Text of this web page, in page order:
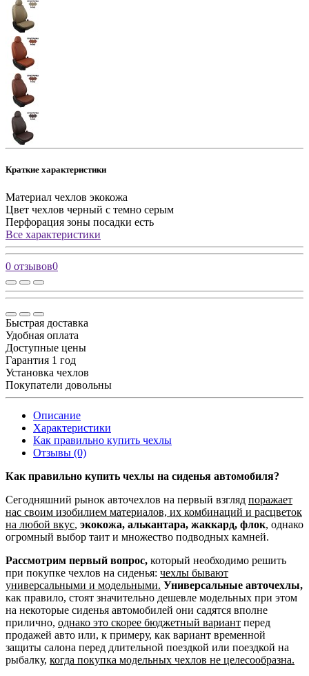
Краткие характеристики
Материал чехлов экокожа
Цвет чехлов черный с темно серым
Перфорация зоны посадки есть
Все характеристики
0 отзывов0
Быстрая доставка
Удобная оплата
Доступные цены
Гарантия 1 год
Установка чехлов
Покупатели довольны
Описание
Характеристики
Как правильно купить чехлы
Отзывы (0)
Как правильно купить чехлы на сиденья автомобиля?
Сегодняшний рынок авточехлов на первый взгляд поражает
нас своим изобилием материалов, их комбинаций и расцветок
на любой вкус, экокожа, алькантара, жаккард, флок, однако
огромный выбор таит и множество подводных камней.
Рассмотрим первый вопрос, который необходимо решить
при покупке чехлов на сиденья: чехлы бывают
универсальными и модельными. Универсальные авточехлы,
как правило, стоят значительно дешевле модельных при этом
на некоторые сиденья автомобилей они садятся вполне
прилично, однако это скорее бюджетный вариант перед
продажей авто или, к примеру, как вариант временной
защиты салона перед длительной поездкой или поездкой на
рыбалку, когда покупка модельных чехлов не целесообразна.